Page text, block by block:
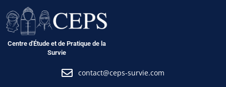
au
contenu
Centre d'Étude et de Pratique de la
Survie
contact@ceps-survie.com